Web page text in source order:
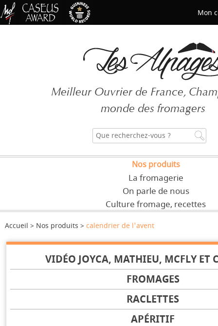
Meilleur Ouvrier de France,
monde des fromagers
Nos produits
La fromagerie
On parle de nous
Culture fromage, recettes
Accueil Nos produits calendrier de l'avent
VIDÉO JOYCA, MATHIEU, MCFLY ET
FROMAGES
RACLETTES
APÉRITIF
Mon
Mot de passe oublié ?
CRÉER UN